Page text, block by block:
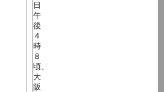
日
午
後
４
時
８
頃、
大
阪